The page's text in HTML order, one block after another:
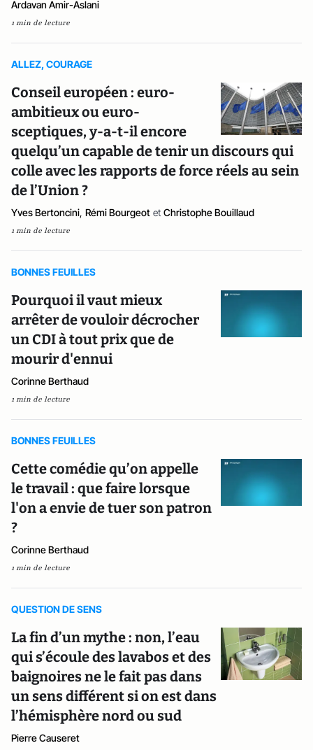
Ardavan Amir-Aslani
1 min de lecture
ALLEZ, COURAGE
Conseil européen : euro-
ambitieux ou euro-
sceptiques, y-a-t-il encore
quelqu’un capable de tenir un discours qui
colle avec les rapports de force réels au sein
de l’Union ?
Yves Bertoncini, Rémi Bourgeot et Christophe Bouillaud
1 min de lecture
BONNES FEUILLES
Pourquoi il vaut mieux
arrêter de vouloir décrocher
un CDI à tout prix que de
mourir d'ennui
Corinne Berthaud
1 min de lecture
BONNES FEUILLES
Cette comédie qu’on appelle
le travail : que faire lorsque
l'on a envie de tuer son patron
?
Corinne Berthaud
1 min de lecture
QUESTION DE SENS
La fin d’un mythe : non, l’eau
qui s’écoule des lavabos et des
baignoires ne le fait pas dans
un sens différent si on est dans
l’hémisphère nord ou sud
Pierre Causeret